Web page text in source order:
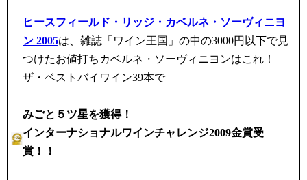
ヒースフィールド ・リッジ・カベルネ・ソーヴィニヨ
ン 2005は、雑誌「ワイン王国」の中の3000円以下で見
つけたお値打ちカベルネ・ソーヴィニヨンはこれ！
ザ・ベストバイワイン39本で
みごと５ツ星を獲得！
インターナショナルワインチャレンジ2009金賞受
賞！！